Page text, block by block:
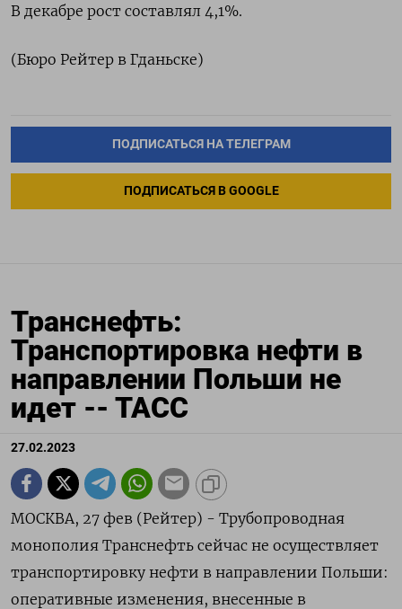
В декабре рост составлял 4,1%.
(Бюро Рейтер в Гданьске)
ПОДПИСАТЬСЯ НА ТЕЛЕГРАМ
ПОДПИСАТЬСЯ В GOOGLE
Транснефть:
Транспортировка нефти в
направлении Польши не
идет -- ТАСС
27.02.2023
МОСКВА, 27 фев (Рейтер) - Трубопроводная
монополия Транснефть сейчас не осуществляет
транспортировку нефти в направлении Польши:
оперативные изменения, внесенные в